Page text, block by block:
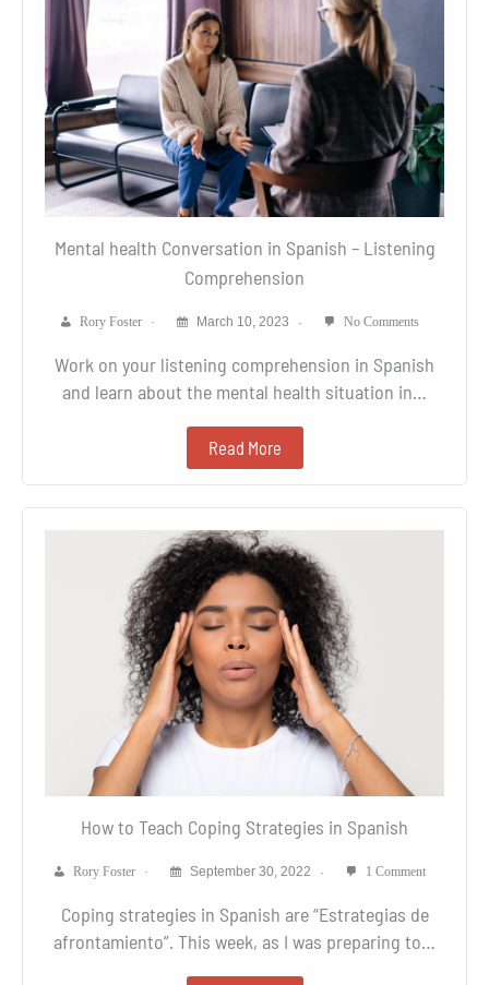
Mental health Conversation in Spanish – Listening
Comprehension
Rory Foster March 10, 2023 No Comments
Work on your listening comprehension in Spanish
and learn about the mental health situation in…
Read More
How to Teach Coping Strategies in Spanish
Rory Foster September 30, 2022 1 Comment
Coping strategies in Spanish are “Estrategias de
afrontamiento”. This week, as I was preparing to…